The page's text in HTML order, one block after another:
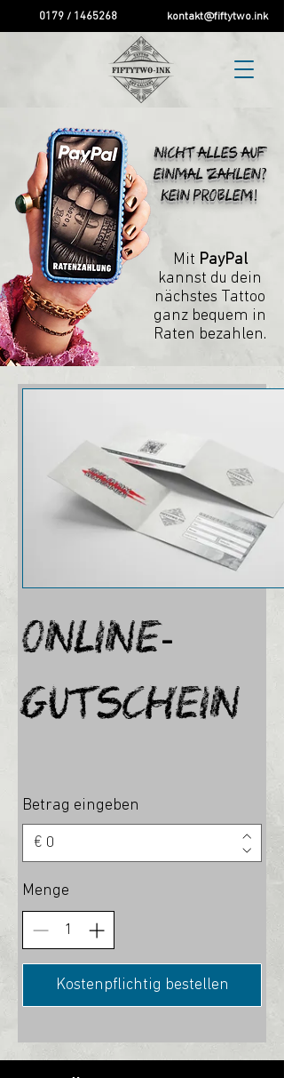
0179 / 1465268 kontakt@fiftytwo.ink
Nicht alles auf
einmal zahlen?
Kein Problem!
Mit PayPal
kannst du dein
nächstes Tattoo
ganz bequem in
Raten bezahlen.
Online-
Gutschein
Betrag eingeben
€
Menge
Kostenpflichtig bestellen